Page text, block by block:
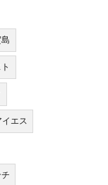
イエス